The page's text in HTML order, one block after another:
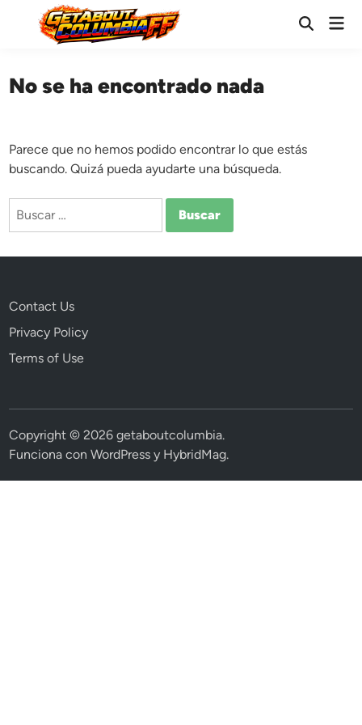
contenido
Abrir
No se ha encontrado nada
Parece que no hemos podido encontrar lo que estás
buscando. Quizá pueda ayudarte una búsqueda.
Buscar:
Contact Us
Privacy Policy
Terms of Use
Copyright © 2026getaboutcolumbia.
Funciona conWordPress y HybridMag.